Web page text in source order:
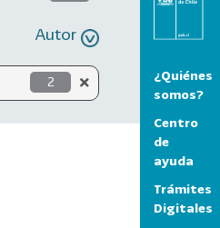
Autor
2
¿Quiénes
somos?
Centro
de
ayuda
Trámites
Digitales